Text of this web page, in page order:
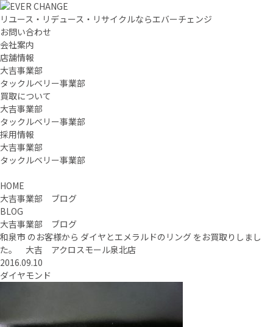
リユース・リデュース・リサイクルならエバーチェンジ
お問い合わせ
会社案内
店舗情報
大吉事業部
タックルベリー事業部
買取について
大吉事業部
タックルベリー事業部
採用情報
大吉事業部
タックルベリー事業部
HOME
大吉事業部 ブログ
BLOG
大吉事業部 ブログ
和泉市 のお客様から ダイヤとエメラルドのリング をお買取りしまし
た。 大吉 アクロスモール泉北店
2016.09.10
ダイヤモンド